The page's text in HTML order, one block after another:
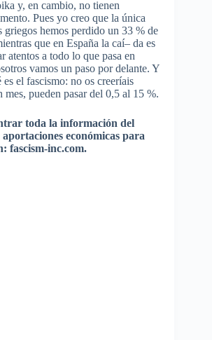
y, en cambio, no tienen
. Pues yo creo que la única
griegos hemos perdido un 33 % de
que en España la caí– da es
atentos a todo lo que pasa en
vamos un paso por delante. Y
es el fascismo: no os creeríais
mes, pueden pasardel 0,5 al 15 %.
toda la información del
aportaciones económicas para
fascism-inc.com.